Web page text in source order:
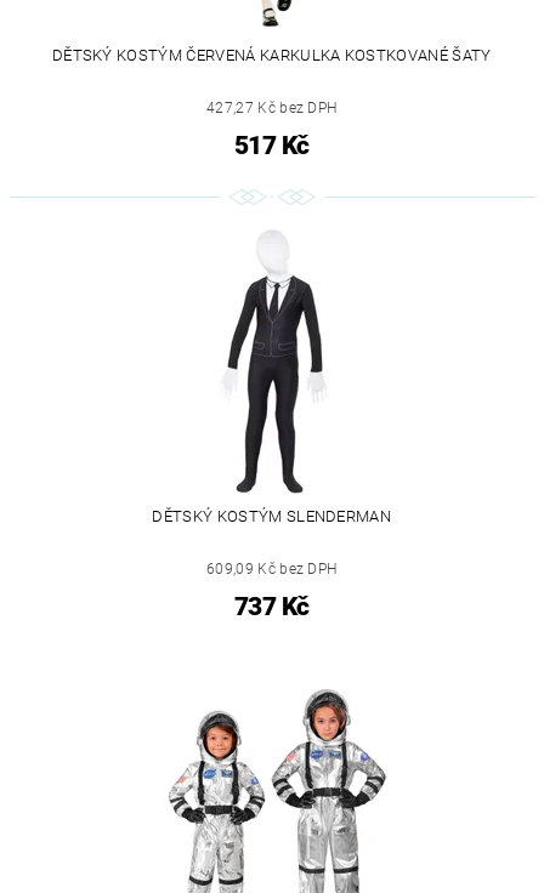
DĚTSKÝ KOSTÝM ČERVENÁ KARKULKA KOSTKOVANÉ ŠATY
427,27 Kč bez DPH
517 Kč
DĚTSKÝ KOSTÝM SLENDERMAN
609,09 Kč bez DPH
737 Kč